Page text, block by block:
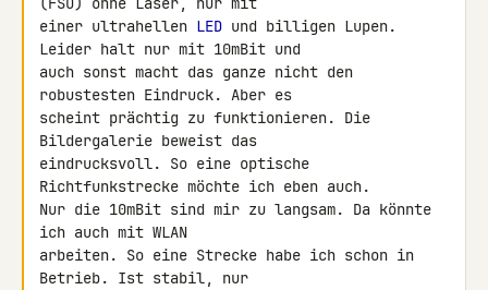
einer ultrahellen LED und billigen Lupen.
Leider halt nur mit 10mBit und
auch sonst macht das ganze nicht den
robustesten Eindruck. Aber es
scheint prächtig zu funktionieren. Die
Bildergalerie beweist das
eindrucksvoll. So eine optische
Richtfunkstrecke möchte ich eben auch.
Nur die 10mBit sind mir zu langsam. Da könnte
ich auch mit WLAN
arbeiten. So eine Strecke habe ich schon in
Betrieb. Ist stabil, nur